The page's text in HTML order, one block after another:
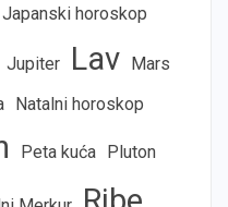
Japanski horoskop
Jupiter Lav Mars
Natalni horoskop
Peta kuća Pluton